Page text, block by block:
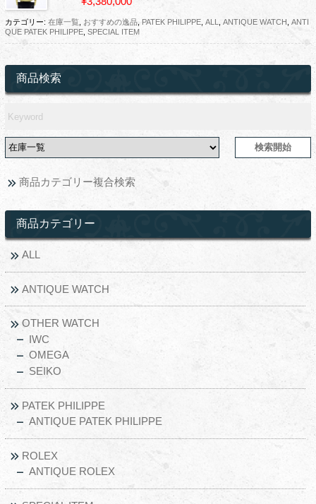
カテゴリー: 在庫一覧, おすすめの逸品, PATEK PHILIPPE, ALL ANTIQUE WATCH ANTI
QUE PATEK PHILIPPE, SPECIAL ITEM
商品検索
商品カテゴリー複合検索
商品カテゴリー
ALL
ANTIQUE WATCH
OTHER WATCH
IWC
OMEGA
SEIKO
PATEK PHILIPPE
ANTIQUE PATEK PHILIPPE
ROLEX
ANTIQUE ROLEX